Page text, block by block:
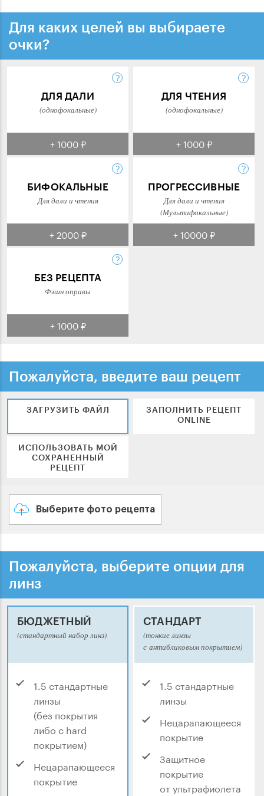
Для каких целей вы выбираете
очки?
ДЛЯ ДАЛИ
(однофокальные)
+ 1000 ₽
ДЛЯ ЧТЕНИЯ
(однофокальные)
+ 1000 ₽
БИФОКАЛЬНЫЕ
Для дали и чтения
+ 2000 ₽
ПРОГРЕССИВНЫЕ
Для дали и чтения
(Мультифокальные)
+ 10000 ₽
БЕЗ РЕЦЕПТА
Фэшн оправы
+ 1000 ₽
Пожалуйста, введите ваш рецепт
ЗАГРУЗИТЬ ФАЙЛ
ЗАПОЛНИТЬ РЕЦЕПТ
ONLINE
ИСПОЛЬЗОВАТЬ МОЙ
СОХРАНЕННЫЙ
РЕЦЕПТ
Выберите фото рецепта
Пожалуйста, выберите опции для
линз
БЮДЖЕТНЫЙ
(стандартный набор линз)
1.5 стандартные
линзы
(без покрытия
либо с hard
покрытием)
Нецарапающееся
покрытие
СТАНДАРТ
(тонкие линзы
с антибликовым покрытием)
1.5 стандартные
линзы
Нецарапающееся
покрытие
Защитное
покрытие
от ультрафиолета